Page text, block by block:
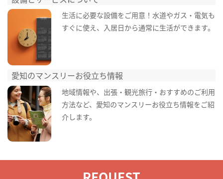
生活に必要な設備をご用意！水道やガス・電気も
すぐに使え、入居日から通常に生活ができます。
愛知のマンスリーお役立ち情報
地域情報や、出張・観光旅行・おすすめのご利用
方法など、愛知のマンスリーお役立ち情報をご紹
介します。